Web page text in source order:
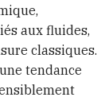
aux fluides,
classiques.
tendance